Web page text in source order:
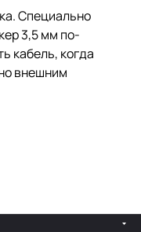
Специально
3,5 мм по-
кабель, когда
внешним